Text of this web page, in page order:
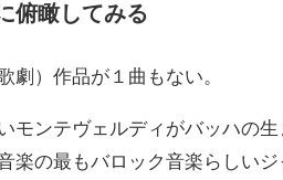
俯瞰してみる
劇）作品が１曲もない。
モンテヴェルディがバッハの
楽の最もバロック音楽らしい